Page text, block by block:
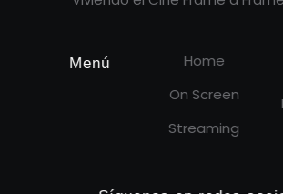
Menú
Home
On Screen
Streaming